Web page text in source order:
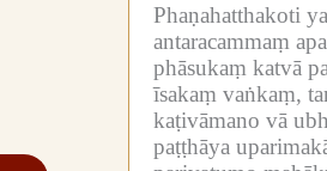
Phaṇahatthakoti
antaracammaṃ
phāsukaṃ katvā
īsakaṃ vaṅkaṃ,
kaṭivāmano vā
paṭṭhāya